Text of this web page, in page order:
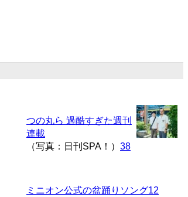
つの丸ら 過酷すぎた週刊
連載
（写真：日刊SPA！） 38
ミニオン公式の盆踊りソング12